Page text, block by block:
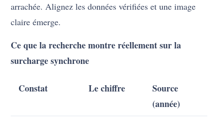
arrachée. Alignez les données vérifiées et une image
claire émerge.
Ce que la recherche montre réellement sur la
surcharge synchrone
Constat Le chiffre
Source
(année)